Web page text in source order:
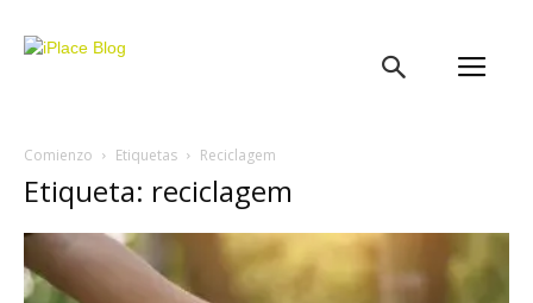
Comienzo Etiquetas Reciclagem
Etiqueta: reciclagem